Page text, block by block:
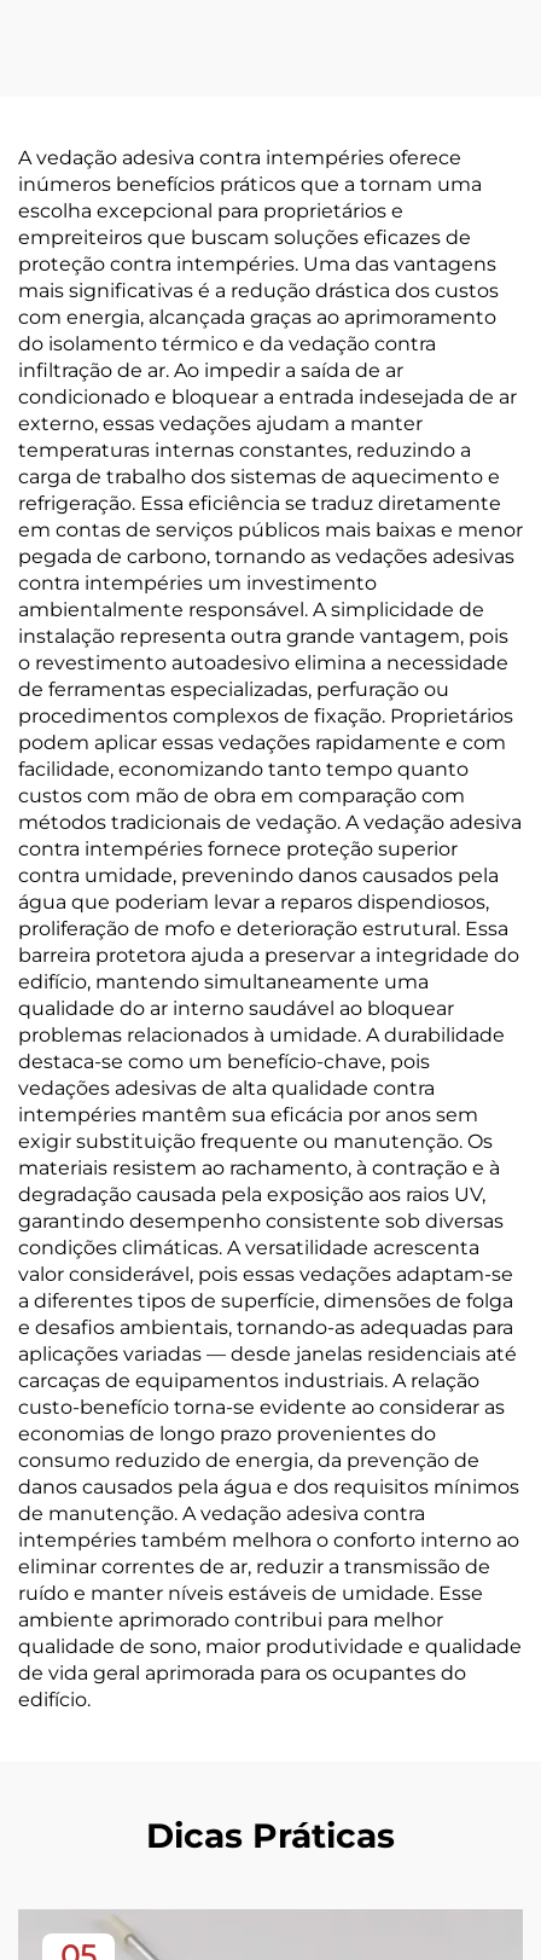
A vedação adesiva contra intempéries oferece
inúmeros benefícios práticos que a tornam uma
escolha excepcional para proprietários e
empreiteiros que buscam soluções eficazes de
proteção contra intempéries. Uma das vantagens
mais significativas é a redução drástica dos custos
com energia, alcançada graças ao aprimoramento
do isolamento térmico e da vedação contra
infiltração de ar. Ao impedir a saída de ar
condicionado e bloquear a entrada indesejada de ar
externo, essas vedações ajudam a manter
temperaturas internas constantes, reduzindo a
carga de trabalho dos sistemas de aquecimento e
refrigeração. Essa eficiência se traduz diretamente
em contas de serviços públicos mais baixas e menor
pegada de carbono, tornando as vedações adesivas
contra intempéries um investimento
ambientalmente responsável. A simplicidade de
instalação representa outra grande vantagem, pois
o revestimento autoadesivo elimina a necessidade
de ferramentas especializadas, perfuração ou
procedimentos complexos de fixação. Proprietários
podem aplicar essas vedações rapidamente e com
facilidade, economizando tanto tempo quanto
custos com mão de obra em comparação com
métodos tradicionais de vedação. A vedação adesiva
contra intempéries fornece proteção superior
contra umidade, prevenindo danos causados pela
água que poderiam levar a reparos dispendiosos,
proliferação de mofo e deterioração estrutural. Essa
barreira protetora ajuda a preservar a integridade do
edifício, mantendo simultaneamente uma
qualidade do ar interno saudável ao bloquear
problemas relacionados à umidade. A durabilidade
destaca-se como um benefício-chave, pois
vedações adesivas de alta qualidade contra
intempéries mantêm sua eficácia por anos sem
exigir substituição frequente ou manutenção. Os
materiais resistem ao rachamento, à contração e à
degradação causada pela exposição aos raios UV,
garantindo desempenho consistente sob diversas
condições climáticas. A versatilidade acrescenta
valor considerável, pois essas vedações adaptam-se
a diferentes tipos de superfície, dimensões de folga
e desafios ambientais, tornando-as adequadas para
aplicações variadas — desde janelas residenciais até
carcaças de equipamentos industriais. A relação
custo-benefício torna-se evidente ao considerar as
economias de longo prazo provenientes do
consumo reduzido de energia, da prevenção de
danos causados pela água e dos requisitos mínimos
de manutenção. A vedação adesiva contra
intempéries também melhora o conforto interno ao
eliminar correntes de ar, reduzir a transmissão de
ruído e manter níveis estáveis de umidade. Esse
ambiente aprimorado contribui para melhor
qualidade de sono, maior produtividade e qualidade
de vida geral aprimorada para os ocupantes do
edifício.
Dicas Práticas